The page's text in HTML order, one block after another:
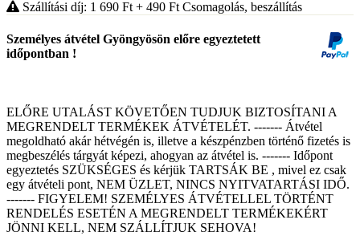
Szállítási díj: 1 690 Ft + 490 Ft Csomagolás, beszállítás
Személyes átvétel Gyöngyösön előre egyeztetett
időpontban !
ELŐRE UTALÁST KÖVETŐEN TUDJUK BIZTOSÍTANI A
MEGRENDELT TERMÉKEK ÁTVÉTELÉT. ------- Átvétel
megoldható akár hétvégén is, illetve a készpénzben történő fizetés is
megbeszélés tárgyát képezi, ahogyan az átvétel is. ------- Időpont
egyeztetés SZÜKSÉGES és kérjük TARTSÁK BE , mivel ez csak
egy átvételi pont, NEM ÜZLET, NINCS NYITVATARTÁSI IDŐ.
------- FIGYELEM! SZEMÉLYES ÁTVÉTELLEL TÖRTÉNT
RENDELÉS ESETÉN A MEGRENDELT TERMÉKEKÉRT
JÖNNI KELL, NEM SZÁLLÍTJUK SEHOVA!